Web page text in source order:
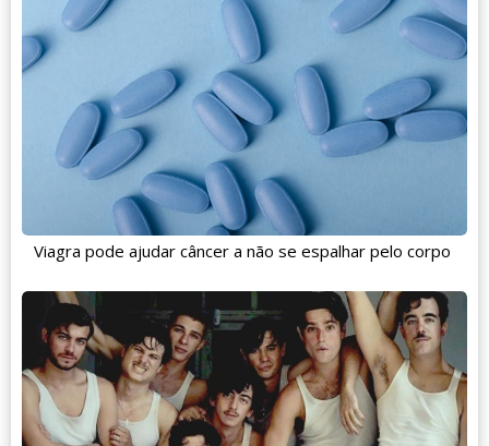
Viagra pode ajudar câncer a não se espalhar pelo corpo